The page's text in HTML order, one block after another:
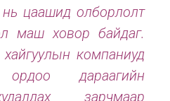
нь цаашид олборлолт
маш ховор байдаг.
компаниуд
дараагийн
зарчмаар